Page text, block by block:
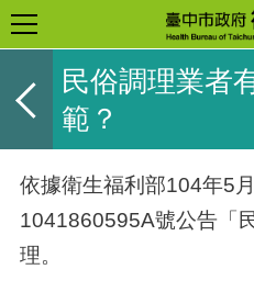
民俗調理業者
範？
依據衛生福利部104年5
1041860595A號公告「
理。